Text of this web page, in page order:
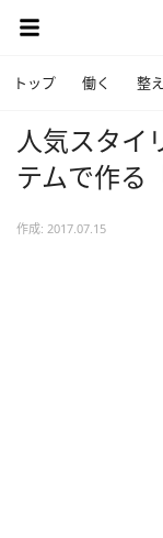
トップ 働く 整
人気スタイ
テムで作る
作成: 2017.07.15